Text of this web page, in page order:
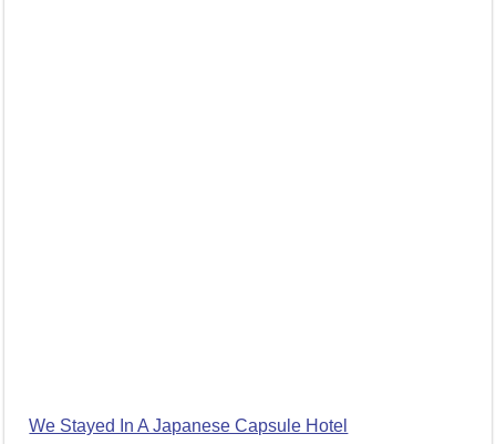
We Stayed In A Japanese Capsule Hotel